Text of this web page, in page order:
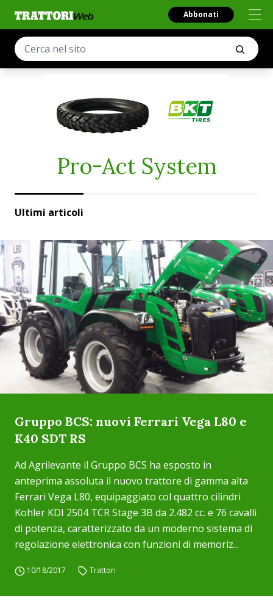
Abbonati
Pro-Act System
Ultimi articoli
Gruppo BCS: nuovi Ferrari Vega L80 e
K40 SDT RS
Ad Agrilevante il Gruppo BCS ha esposto in
anteprima assoluta il nuovo trattore di gamma alta
Ferrari Vega L80, equipaggiato col quattro cilindri
Kohler KDI 2504 TCR Stage 3B da 2.482 cc. e 76 cavalli
di potenza, caratterizzato da un moderno sistema di
regolazione elettronica con funzioni di memoriz...
10/18/2017 Trattori